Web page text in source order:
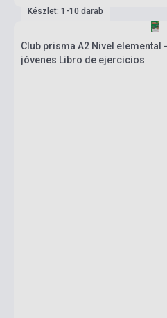
Készlet: 1-10 darab
Club prisma A2 Nivel elemental
jóvenes Libro de ejercicios